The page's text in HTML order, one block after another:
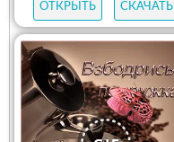
ОТКРЫТЬ СКАЧАТЬ